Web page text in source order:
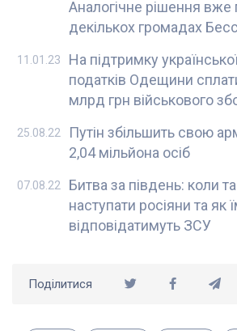
Аналогічне рішення
декількох громадах
На підтримку
податків Одещини
млрд грн військового
11.01.23
Путін збільшить свою
2,04 мільйона осіб
25.08.22
Битва за південь: коли
наступати росіяни та як
відповідатимуть ЗСУ
07.08.22
Поділитися